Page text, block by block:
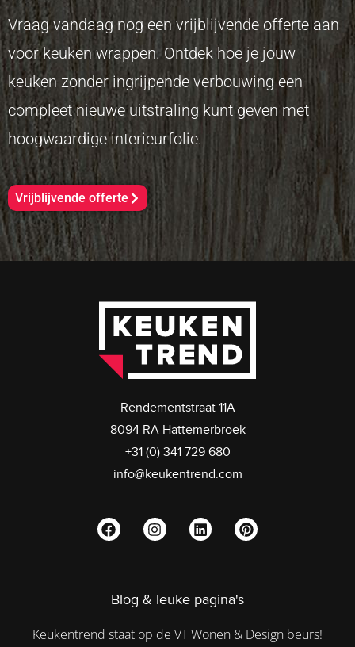
Vraag vandaag nog een vrijblijvende offerte aan
voor keuken wrappen. Ontdek hoe je jouw
keuken zonder ingrijpende verbouwing een
compleet nieuwe uitstraling kunt geven met
hoogwaardige interieurfolie.
Vrijblijvende offerte
Rendementstraat 11A
8094 RA Hattemerbroek
+31 (0) 341 729 680
info@keukentrend.com
Blog & leuke pagina's
Keukentrend staat op de VT Wonen & Design beurs!